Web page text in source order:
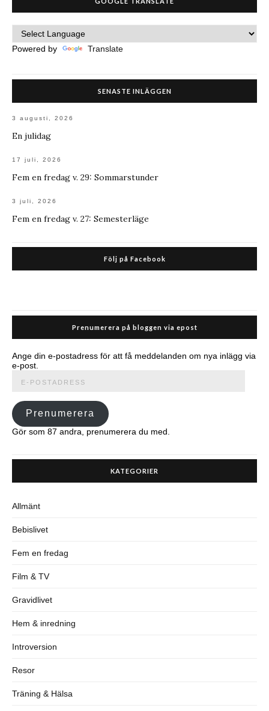
Powered by Translate
SENASTE INLÄGGEN
3 augusti, 2026
En julidag
17 juli, 2026
Fem en fredag v. 29: Sommarstunder
3 juli, 2026
Fem en fredag v. 27: Semesterläge
Följ på Facebook
Prenumerera på bloggen via epost
Ange din e-postadress för att få meddelanden om nya inlägg via
e-post.
postadress
Prenumerera
Gör som 87 andra, prenumerera du med.
KATEGORIER
Allmänt
Bebislivet
Fem en fredag
Film & TV
Gravidlivet
Hem & inredning
Introversion
Resor
Träning & Hälsa